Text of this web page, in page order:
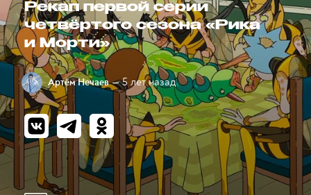
Рекап первой серии
четвёртого сезона «Рика
и Морти»
Артём Нечаев — 5 лет назад